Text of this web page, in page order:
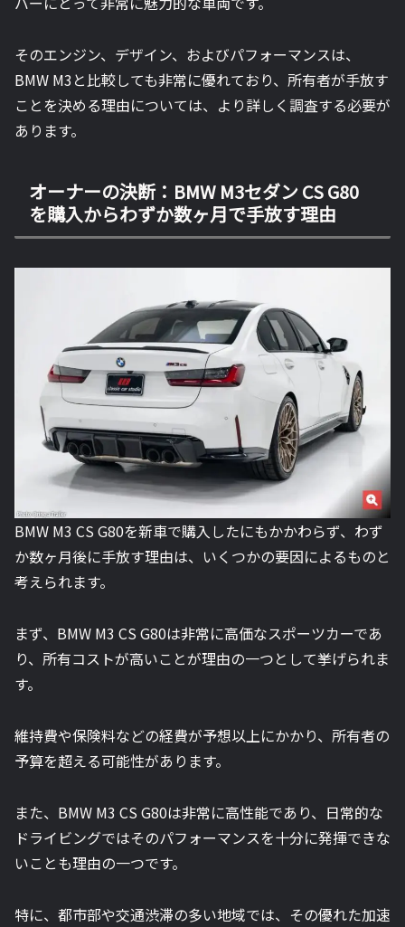
そのエンジン、デザイン、およびパフォーマンスは、
BMW M3と比較しても非常に優れており、所有者が手放す
ことを決める理由については、より詳しく調査する必要が
あります。
オーナーの決断：BMW M3セダン CS G80
を購入からわずか数ヶ月で手放す理由
BMW M3 CS G80を新車で購入したにもかかわらず、わず
か数ヶ月後に手放す理由は、いくつかの要因によるものと
考えられます。
まず、BMW M3 CS G80は非常に高価なスポーツカーであ
り、所有コストが高いことが理由の一つとして挙げられま
す。
維持費や保険料などの経費が予想以上にかかり、所有者の
予算を超える可能性があります。
また、BMW M3 CS G80は非常に高性能であり、日常的な
ドライビングではそのパフォーマンスを十分に発揮できな
いことも理由の一つです。
特に、都市部や交通渋滞の多い地域では、その優れた加速